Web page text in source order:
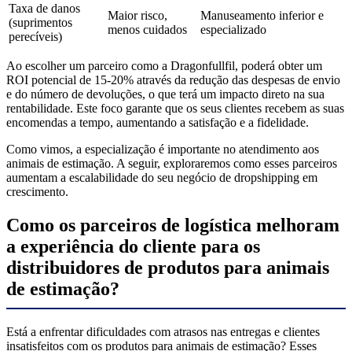
Taxa de danos
(suprimentos
perecíveis)
Maior risco,
menos cuidados
Manuseamento inferior e
especializado
Ao escolher um parceiro como a Dragonfullfil, poderá obter um
ROI potencial de 15-20% através da redução das despesas de envio
e do número de devoluções, o que terá um impacto direto na sua
rentabilidade. Este foco garante que os seus clientes recebem as suas
encomendas a tempo, aumentando a satisfação e a fidelidade.
Como vimos, a especialização é importante no atendimento aos
animais de estimação. A seguir, exploraremos como esses parceiros
aumentam a escalabilidade do seu negócio de dropshipping em
crescimento.
Como os parceiros de logística melhoram
a experiência do cliente para os
distribuidores de produtos para animais
de estimação?
Está a enfrentar dificuldades com atrasos nas entregas e clientes
insatisfeitos com os produtos para animais de estimação? Esses